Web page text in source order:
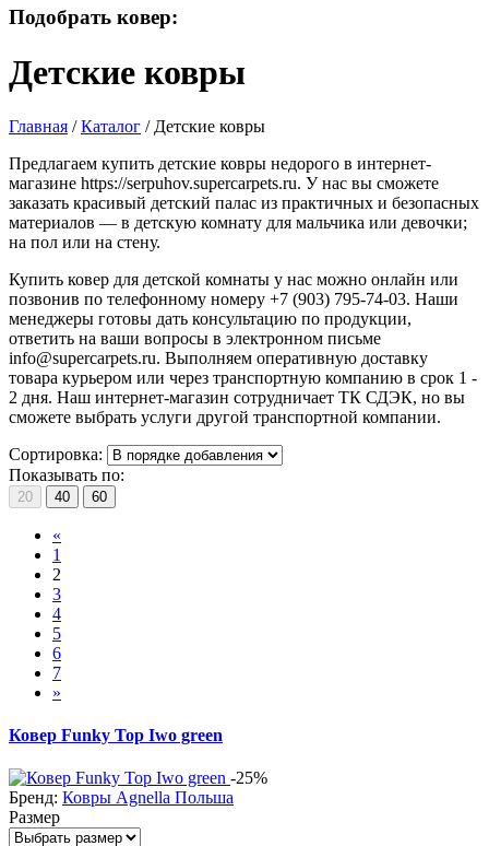
Подобрать ковер:
Детские ковры
Главная / Каталог / Детские ковры
Предлагаем купить детские ковры недорого в интернет-
магазине https://serpuhov.supercarpets.ru. У нас вы сможете
заказать красивый детский палас из практичных и безопасных
материалов — в детскую комнату для мальчика или девочки;
на пол или на стену.
Купить ковер для детской комнаты у нас можно онлайн или
позвонив по телефонному номеру +7 (903) 795-74-03. Наши
менеджеры готовы дать консультацию по продукции,
ответить на ваши вопросы в электронном письме
info@supercarpets.ru. Выполняем оперативную доставку
товара курьером или через транспортную компанию в срок 1 -
2 дня. Наш интернет-магазин сотрудничает ТК СДЭК, но вы
сможете выбрать услуги другой транспортной компании.
Сортировка:
Показывать по:
20 40 60
«
1
2
3
4
5
6
7
»
Ковер Funky Top Iwo green
-25%
Бренд: Ковры Agnella Польша
Размер